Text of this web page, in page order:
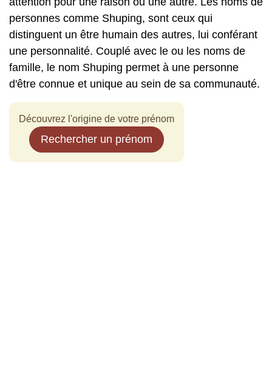
personnes comme Shuping, sont ceux qui
distinguent un être humain des autres, lui conférant
une personnalité. Couplé avec le ou les noms de
famille, le nom Shuping permet à une personne
d'être connue et unique au sein de sa communauté.
Découvrez l'origine de votre prénom
Rechercher un prénom